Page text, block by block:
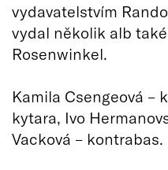
vydavatelstvím
vydal několik alb
Rosenwinkel.
Kamila Csengeová –
kytara, Ivo
Vacková – kontrabas.